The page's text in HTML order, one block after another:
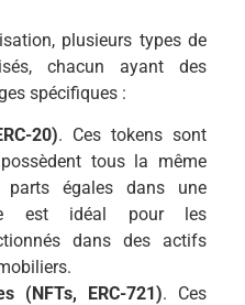
plusieurs types de
chacun ayant des
spécifiques :
20). Ces tokens sont
tous la même
parts égales dans une
est idéal pour les
dans des actifs
(NFTs, ERC-721). Ces